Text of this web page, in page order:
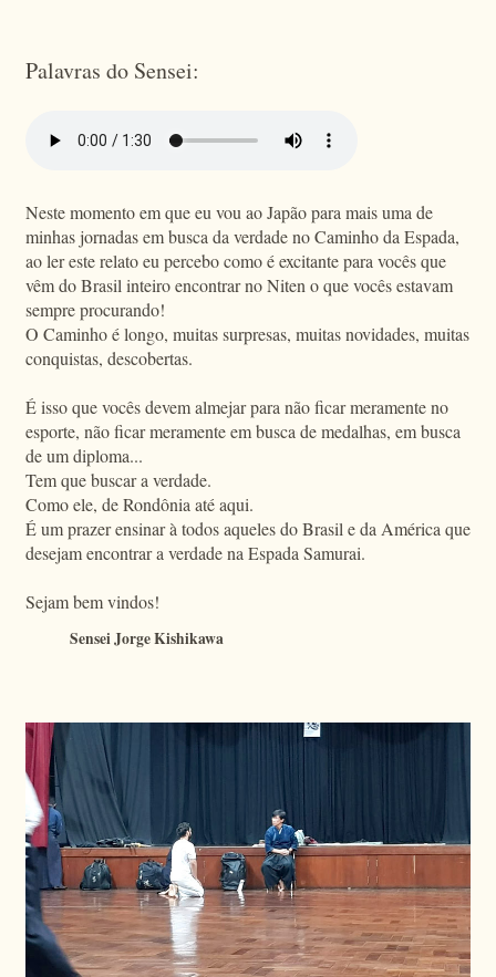
Palavras do Sensei:
Neste momento em que eu vou ao Japão para mais uma de
minhas jornadas em busca da verdade no Caminho da Espada,
ao ler este relato eu percebo como é excitante para vocês que
vêm do Brasil inteiro encontrar no Niten o que vocês estavam
sempre procurando!
O Caminho é longo, muitas surpresas, muitas novidades, muitas
conquistas, descobertas.
É isso que vocês devem almejar para não ficar meramente no
esporte, não ficar meramente em busca de medalhas, em busca
de um diploma...
Tem que buscar a verdade.
Como ele, de Rondônia até aqui.
É um prazer ensinar à todos aqueles do Brasil e da América que
desejam encontrar a verdade na Espada Samurai.
Sejam bem vindos!
Sensei Jorge Kishikawa